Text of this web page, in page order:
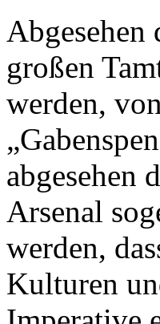
Abgesehen
großen
werden,
abgesehen
Arsenal
werden,
Kulturen